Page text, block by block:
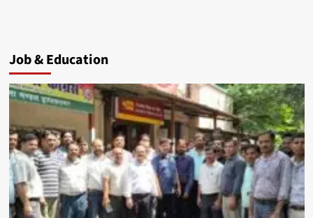
Job & Education